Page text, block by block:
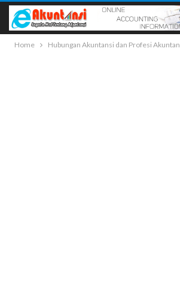
Home Hubungan Akuntansi dan Profesi Akuntan